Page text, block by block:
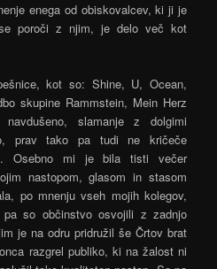
enega od obiskovalcev, ki ji je
poroči z njim, je delo več kot
kot so: Shine, U, Ocean,
skupine Rammstein, Mein Herz
slamanje z dolgimi
prav tako pa tudi ne kričeče
Osebno mi je bila tisti večer
nastopom, glasom in stasom
po mnenju vseh mojih kolegov,
pa so občinstvo osvojili z zadnjo
je na odru pridružil še Črtov brat
razgrel publiko, ki na žalost ni